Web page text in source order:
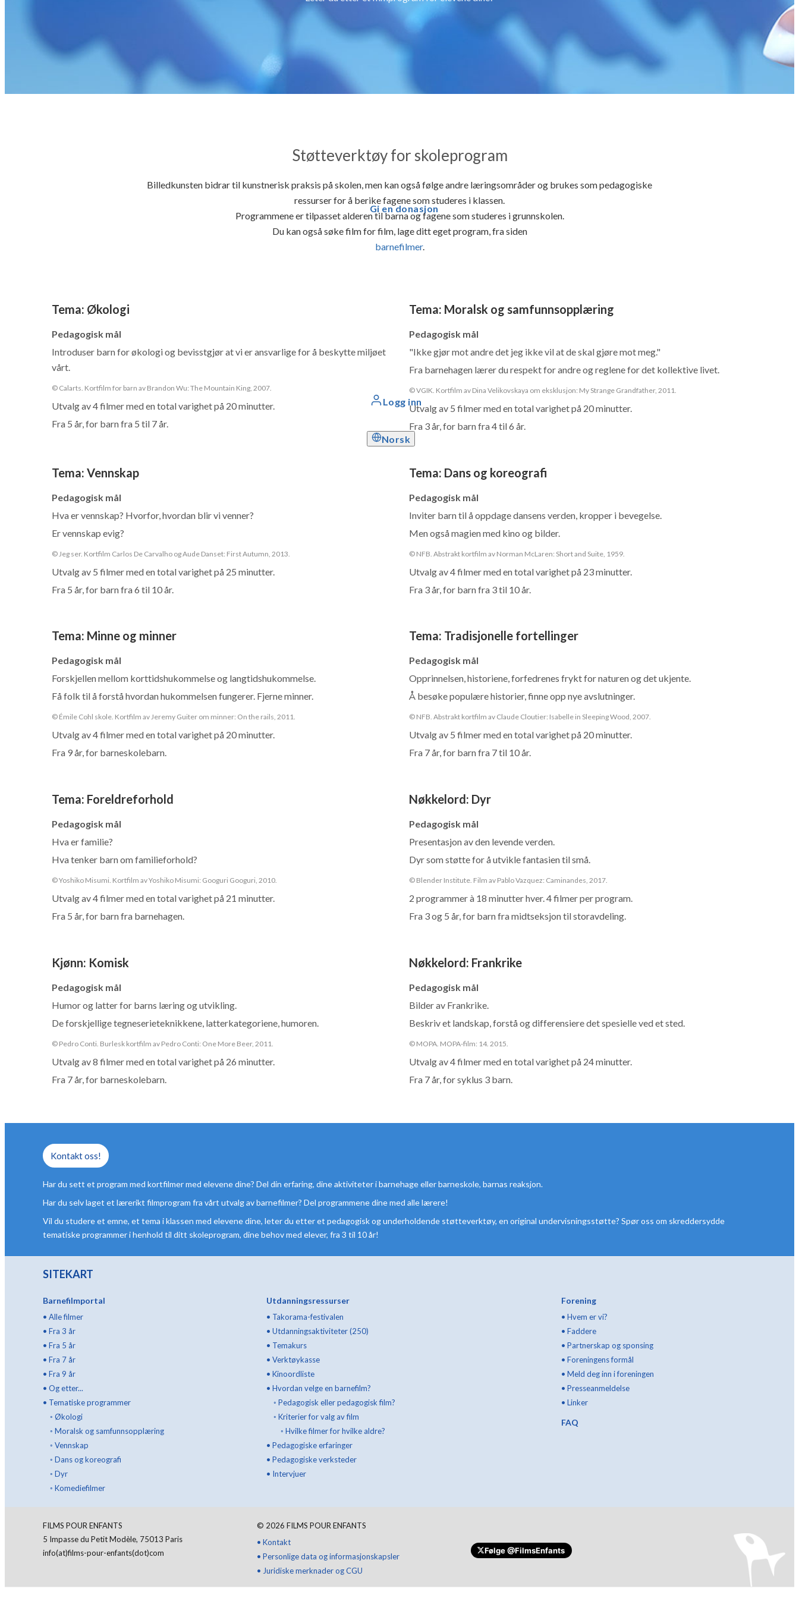
Gi en donasjon
Logg inn
Norsk
Støtteverktøy for skoleprogram
Billedkunsten bidrar til kunstnerisk praksis på skolen, men kan også følge andre læringsområder og brukes som pedagogiske
ressurser for å berike fagene som studeres i klassen.
Programmene er tilpasset alderen til barna og fagene som studeres i grunnskolen.
Du kan også søke film for film, lage ditt eget program, fra siden
barnefilmer.
Tema: Økologi
Pedagogisk mål
Introduser barn for økologi og bevisstgjør at vi er ansvarlige for å beskytte miljøet
vårt.
© Calarts. Kortfilm for barn av Brandon Wu: The Mountain King, 2007.
Utvalg av 4 filmer med en total varighet på 20 minutter.
Fra 5 år, for barn fra 5 til 7 år.
Tema: Moralsk og samfunnsopplæring
Pedagogisk mål
"Ikke gjør mot andre det jeg ikke vil at de skal gjøre mot meg."
Fra barnehagen lærer du respekt for andre og reglene for det kollektive livet.
© VGIK. Kortfilm av Dina Velikovskaya om eksklusjon: My Strange Grandfather, 2011.
Utvalg av 5 filmer med en total varighet på 20 minutter.
Fra 3 år, for barn fra 4 til 6 år.
Tema: Vennskap
Pedagogisk mål
Hva er vennskap? Hvorfor, hvordan blir vi venner?
Er vennskap evig?
© Jeg ser. Kortfilm Carlos De Carvalho og Aude Danset: First Autumn, 2013.
Utvalg av 5 filmer med en total varighet på 25 minutter.
Fra 5 år, for barn fra 6 til 10 år.
Tema: Dans og koreografi
Pedagogisk mål
Inviter barn til å oppdage dansens verden, kropper i bevegelse.
Men også magien med kino og bilder.
© NFB. Abstrakt kortfilm av Norman McLaren: Short and Suite, 1959.
Utvalg av 4 filmer med en total varighet på 23 minutter.
Fra 3 år, for barn fra 3 til 10 år.
Tema: Minne og minner
Pedagogisk mål
Forskjellen mellom korttidshukommelse og langtidshukommelse.
Få folk til å forstå hvordan hukommelsen fungerer. Fjerne minner.
© Émile Cohl skole. Kortfilm av Jeremy Guiter om minner: On the rails, 2011.
Utvalg av 4 filmer med en total varighet på 20 minutter.
Fra 9 år, for barneskolebarn.
Tema: Tradisjonelle fortellinger
Pedagogisk mål
Opprinnelsen, historiene, forfedrenes frykt for naturen og det ukjente.
Å besøke populære historier, finne opp nye avslutninger.
© NFB. Abstrakt kortfilm av Claude Cloutier: Isabelle in Sleeping Wood, 2007.
Utvalg av 5 filmer med en total varighet på 20 minutter.
Fra 7 år, for barn fra 7 til 10 år.
Tema: Foreldreforhold
Pedagogisk mål
Hva er familie?
Hva tenker barn om familieforhold?
© Yoshiko Misumi. Kortfilm av Yoshiko Misumi: Googuri Googuri, 2010.
Utvalg av 4 filmer med en total varighet på 21 minutter.
Fra 5 år, for barn fra barnehagen.
Nøkkelord: Dyr
Pedagogisk mål
Presentasjon av den levende verden.
Dyr som støtte for å utvikle fantasien til små.
© Blender Institute. Film av Pablo Vazquez: Caminandes, 2017.
2 programmer à 18 minutter hver. 4 filmer per program.
Fra 3 og 5 år, for barn fra midtseksjon til storavdeling.
Kjønn: Komisk
Pedagogisk mål
Humor og latter for barns læring og utvikling.
De forskjellige tegneserieteknikkene, latterkategoriene, humoren.
© Pedro Conti. Burlesk kortfilm av Pedro Conti: One More Beer, 2011.
Utvalg av 8 filmer med en total varighet på 26 minutter.
Fra 7 år, for barneskolebarn.
Nøkkelord: Frankrike
Pedagogisk mål
Bilder av Frankrike.
Beskriv et landskap, forstå og differensiere det spesielle ved et sted.
© MOPA. MOPA-film: 14. 2015.
Utvalg av 4 filmer med en total varighet på 24 minutter.
Fra 7 år, for syklus 3 barn.
Kontakt oss!
Har du sett et program med kortfilmer med elevene dine? Del din erfaring, dine aktiviteter i barnehage eller barneskole, barnas reaksjon.
Har du selv laget et lærerikt filmprogram fra vårt utvalg av barnefilmer? Del programmene dine med alle lærere!
Vil du studere et emne, et tema i klassen med elevene dine, leter du etter et pedagogisk og underholdende støtteverktøy, en original undervisningsstøtte? Spør oss om skreddersydde
tematiske programmer i henhold til ditt skoleprogram, dine behov med elever, fra 3 til 10 år!
SITEKART
Barnefilmportal
• Alle filmer
• Fra 3 år
• Fra 5 år
• Fra 7 år
• Fra 9 år
• Og etter...
• Tematiske programmer
◦ Økologi
◦ Moralsk og samfunnsopplæring
◦ Vennskap
◦ Dans og koreografi
◦ Dyr
◦ Komediefilmer
Utdanningsressurser
• Takorama-festivalen
• Utdanningsaktiviteter (250)
• Temakurs
• Verktøykasse
• Kinoordliste
• Hvordan velge en barnefilm?
◦ Pedagogisk eller pedagogisk film?
◦ Kriterier for valg av film
◦ Hvilke filmer for hvilke aldre?
• Pedagogiske erfaringer
• Pedagogiske verksteder
• Intervjuer
Forening
• Hvem er vi?
• Faddere
• Partnerskap og sponsing
• Foreningens formål
• Meld deg inn i foreningen
• Presseanmeldelse
• Linker
FAQ
FILMS POUR ENFANTS
5 Impasse du Petit Modèle, 75013 Paris
info(at)films-pour-enfants(dot)com
© 2026 FILMS POUR ENFANTS
• Kontakt
• Personlige data og informasjonskapsler
• Juridiske merknader og CGU
Følge@FilmsEnfants